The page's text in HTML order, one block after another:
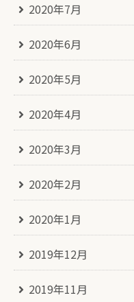
2020年7月
2020年6月
2020年5月
2020年4月
2020年3月
2020年2月
2020年1月
2019年12月
2019年11月